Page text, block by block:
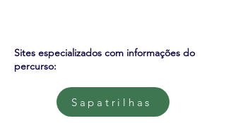
Sites especializados com informações do
percurso:
Sapatrilhas